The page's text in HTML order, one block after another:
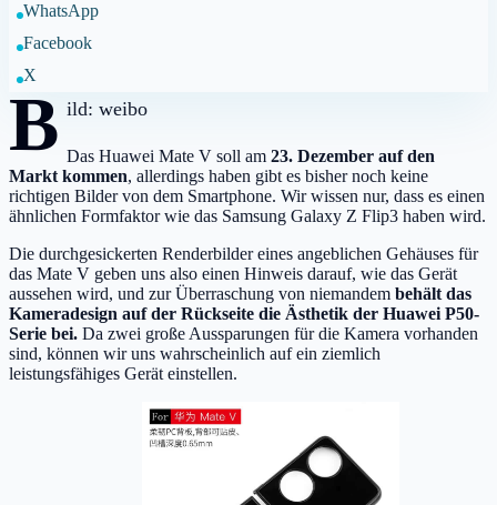
WhatsApp
Facebook
X
B ild: weibo
Das Huawei Mate V soll am23. Dezember auf den
Markt kommen, allerdings haben gibt es bisher noch keine
richtigen Bilder von dem Smartphone. Wir wissen nur, dass es einen
ähnlichen Formfaktor wie das Samsung Galaxy Z Flip3 haben wird.
Die durchgesickerten Renderbilder eines angeblichen Gehäuses für
das Mate V geben uns also einen Hinweis darauf, wie das Gerät
aussehen wird, und zur Überraschung von niemandem behält das
Kameradesign auf der Rückseite die Ästhetik der Huawei P50-
Serie bei. Da zwei große Aussparungen für die Kamera vorhanden
sind, können wir uns wahrscheinlich auf ein ziemlich
leistungsfähiges Gerät einstellen.